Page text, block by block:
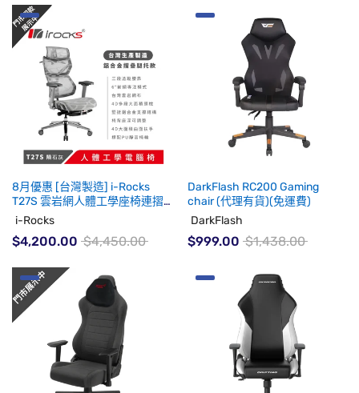
8月優惠 [台灣製造] i-Rocks
T27S 雲岩網人體工學座椅連摺
疊腿托 隕石灰 (代理有貨)
i-Rocks
$4,200.00 $4,450.00
DarkFlash RC200 Gaming
chair (代理有貨)(免運費)
DarkFlash
$999.00 $1,438.00